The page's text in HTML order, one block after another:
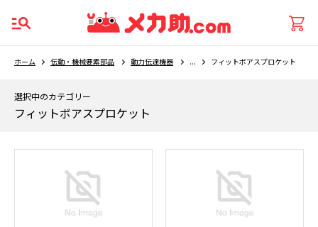
ホーム 伝動・機械要素部品 動力伝達機器 ... フィットボアスプロケット
選択中のカテゴリー
フィットボアスプロケット